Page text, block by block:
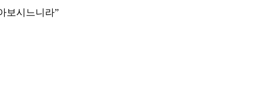
보시느니라”